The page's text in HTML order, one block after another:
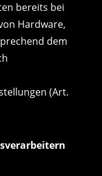
bereits bei
Hardware,
dem
(Art.